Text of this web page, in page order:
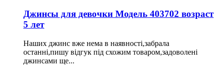
Джинсы для девочки Модель 403702 возраст
5 лет
Наших джинс вже нема в наявності,забрала
останні,пишу відгук під схожим товаром,задоволені
джинсами ще...